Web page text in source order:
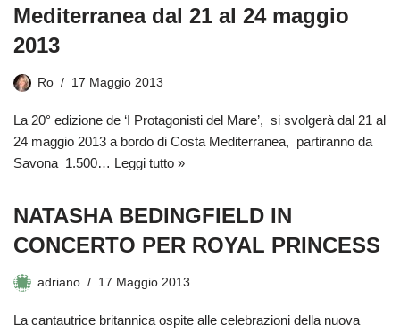
Mediterranea dal 21 al 24 maggio
2013
Ro 17 Maggio 2013
La 20° edizione de ‘I Protagonisti del Mare’, si svolgerà dal 21 al
24 maggio 2013 a bordo di Costa Mediterranea, partiranno da
Savona 1.500… Leggi tutto »
NATASHA BEDINGFIELD IN
CONCERTO PER ROYAL PRINCESS
adriano 17 Maggio 2013
La cantautrice britannica ospite alle celebrazioni della nuova